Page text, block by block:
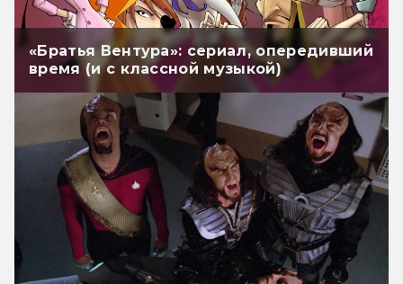
«Братья Вентура»: сериал, опередивший
время (и с классной музыкой)